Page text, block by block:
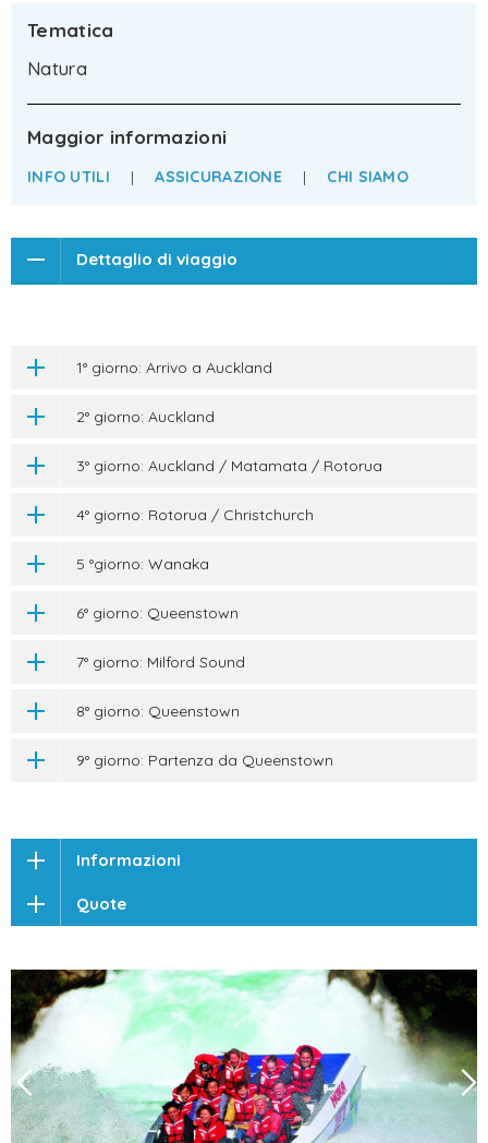
Tematica
Natura
Maggior informazioni
INFO UTILI | ASSICURAZIONE | CHI SIAMO
Dettaglio di viaggio
1° giorno: Arrivo a Auckland
2° giorno: Auckland
3° giorno: Auckland / Matamata / Rotorua
4° giorno: Rotorua / Christchurch
5 °giorno: Wanaka
6° giorno: Queenstown
7° giorno: Milford Sound
8° giorno: Queenstown
9° giorno: Partenza da Queenstown
Informazioni
Quote